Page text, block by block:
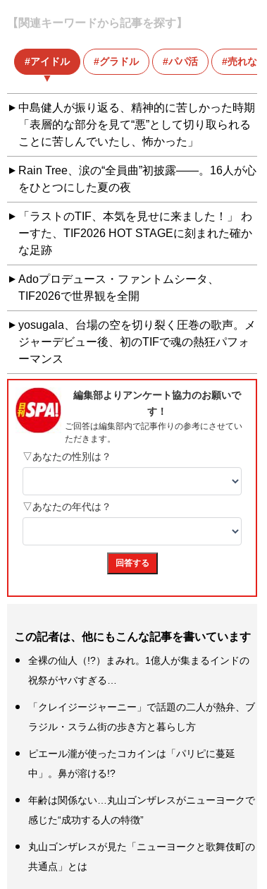
【関連キーワードから記事を探す】
アイドル グラドル パパ活 売れない
中島健人が振り返る、精神的に苦しかった時期
「表層的な部分を見て“悪”として切り取られる
ことに苦しんでいたし、怖かった」
Rain Tree、涙の“全員曲”初披露――。16人が心
をひとつにした夏の夜
「ラストのTIF、本気を見せに来ました！」 わ
ーすた、TIF2026 HOT STAGEに刻まれた確か
な足跡
Adoプロデュース・ファントムシータ、
TIF2026で世界観を全開
yosugala、台場の空を切り裂く圧巻の歌声。メ
ジャーデビュー後、初のTIFで魂の熱狂パフォ
ーマンス
この記者は、他にもこんな記事を書いています
全裸の仙人（!?）まみれ。1億人が集まるインドの
祝祭がヤバすぎる…
「クレイジージャーニー」で話題の二人が熱弁、ブ
ラジル・スラム街の歩き方と暮らし方
ピエール瀧が使ったコカインは「パリピに蔓延
中」。鼻が溶ける!?
年齢は関係ない…丸山ゴンザレスがニューヨークで
感じた“成功する人の特徴”
丸山ゴンザレスが見た「ニューヨークと歌舞伎町の
共通点」とは